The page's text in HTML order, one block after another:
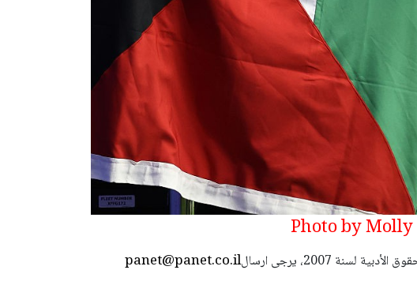
Photo by
panet@panet.co.ilاستعمال المضامين بموجب بند 27 أ لقانون الحقوق الأدبية لسنة 2007، يرجى ارسال